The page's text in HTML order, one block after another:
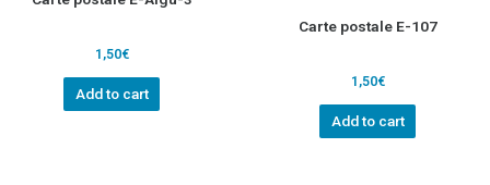
1,50€
Add to cart
Carte postale E-107
1,50€
Add to cart